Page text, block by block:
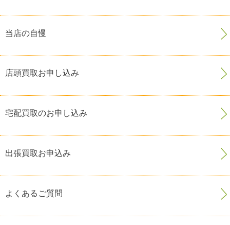
当店の自慢
店頭買取お申し込み
宅配買取のお申し込み
出張買取お申込み
よくあるご質問